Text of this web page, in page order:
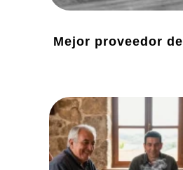
Mejor proveedor